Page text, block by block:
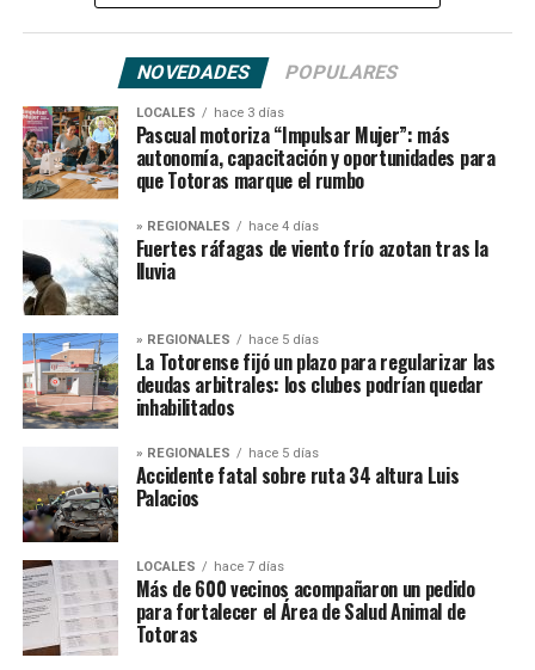
NOVEDADES POPULARES
LOCALES hace 3 días
Pascual motoriza “Impulsar Mujer”: más
autonomía, capacitación y oportunidades para
que Totoras marque el rumbo
» REGIONALES hace 4 días
Fuertes ráfagas de viento frío azotan tras la
lluvia
» REGIONALES hace 5 días
La Totorense fijó un plazo para regularizar las
deudas arbitrales: los clubes podrían quedar
inhabilitados
» REGIONALES hace 5 días
Accidente fatal sobre ruta 34 altura Luis
Palacios
LOCALES hace 7 días
Más de 600 vecinos acompañaron un pedido
para fortalecer el Área de Salud Animal de
Totoras